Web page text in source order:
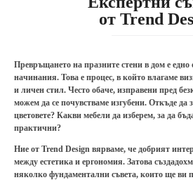
от Trend
Превръщането на празните стени в дом е
начинания. Това е процес, в който влагаме
и личен стил. Често обаче, изправени пред
можем да се почувстваме изгубени. Откъде да
цветовете? Какви мебели да изберем, за да
практични?
Ние от Trend Design вярваме, че добрият
между естетика и ергономия. Затова
няколко фундаментални съвета, които ще ви